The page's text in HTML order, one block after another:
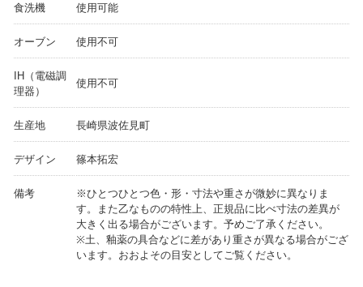
食洗機 使用可能
オーブン 使用不可
IH（電磁調
理器）
使用不可
生産地 長崎県波佐見町
デザイン 篠本拓宏
備考
※ひとつひとつ色・形・寸法や重さが微妙に異なりま
す。また乙なものの特性上、正規品に比べ寸法の差異が
大きく出る場合がございます。予めご了承ください。
※土、釉薬の具合などに差があり重さが異なる場合がござ
います。おおよその目安としてご覧ください。